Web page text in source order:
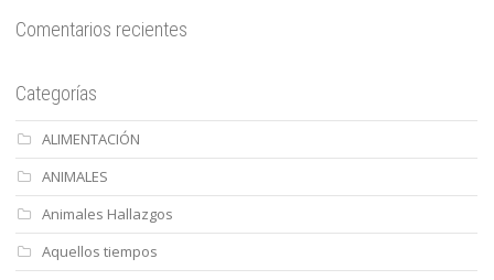
Comentarios recientes
Categorías
ALIMENTACIÓN
ANIMALES
Animales Hallazgos
Aquellos tiempos